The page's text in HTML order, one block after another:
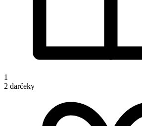
1
2 darčeky